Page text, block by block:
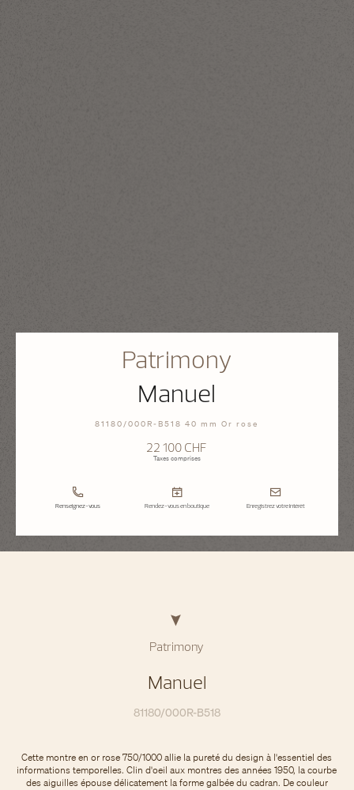
Patrimony
Manuel
81180/000R-B518 40 mm Or rose
22 100 CHF
Taxes comprises
Renseignez-vous Rendez-vous en boutique Enregistrez votre intérêt
Patrimony
Manuel
81180/000R-B518
Cette montre en or rose 750/1000 allie la pureté du design à l'essentiel des
informations temporelles. Clin d'oeil aux montres des années 1950, la courbe
des aiguilles épouse délicatement la forme galbée du cadran. De couleur